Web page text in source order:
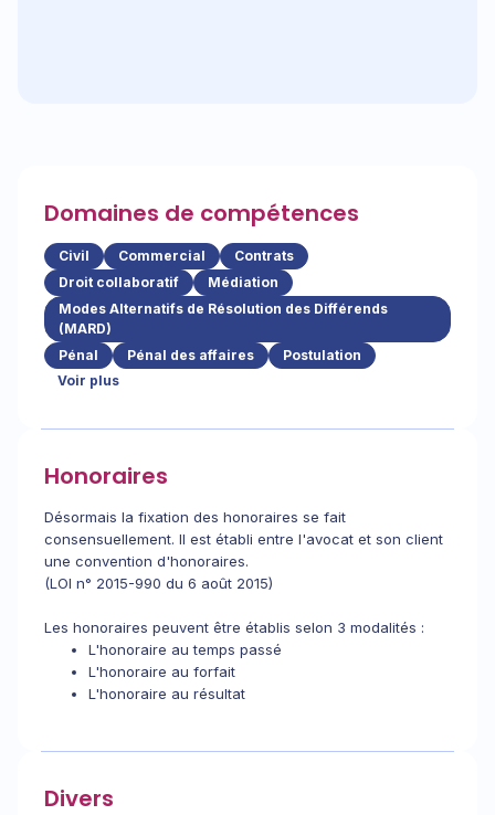
Domaines de compétences
Civil Commercial
Contrats
Droit collaboratif
Médiation
Modes Alternatifs de Résolution des Différends
(MARD)
Pénal
Pénal des affaires
Postulation
Voir plus
Honoraires
Désormais la fixation des honoraires se fait
consensuellement. Il est établi entre l'avocat et son client
une convention d'honoraires.
(LOI n° 2015-990 du 6 août 2015)
Les honoraires peuvent être établis selon 3 modalités :
L'honoraire au temps passé
L'honoraire au forfait
L'honoraire au résultat
Divers